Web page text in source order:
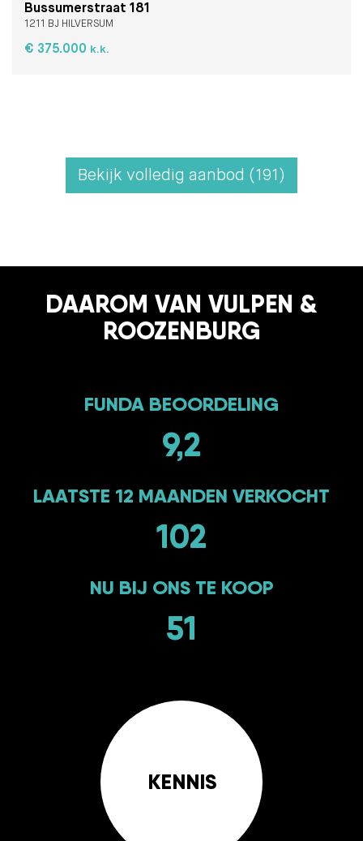
Bussumerstraat 181
1211 BJ HILVERSUM
€ 375.000 k.k.
Bekijk volledig aanbod (191)
DAAROM VAN VULPEN &
ROOZENBURG
FUNDA BEOORDELING
9,2
LAATSTE 12 MAANDEN VERKOCHT
102
NU BIJ ONS TE KOOP
51
KENNIS